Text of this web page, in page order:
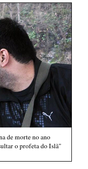
de morte no ano
o profeta do Islã"